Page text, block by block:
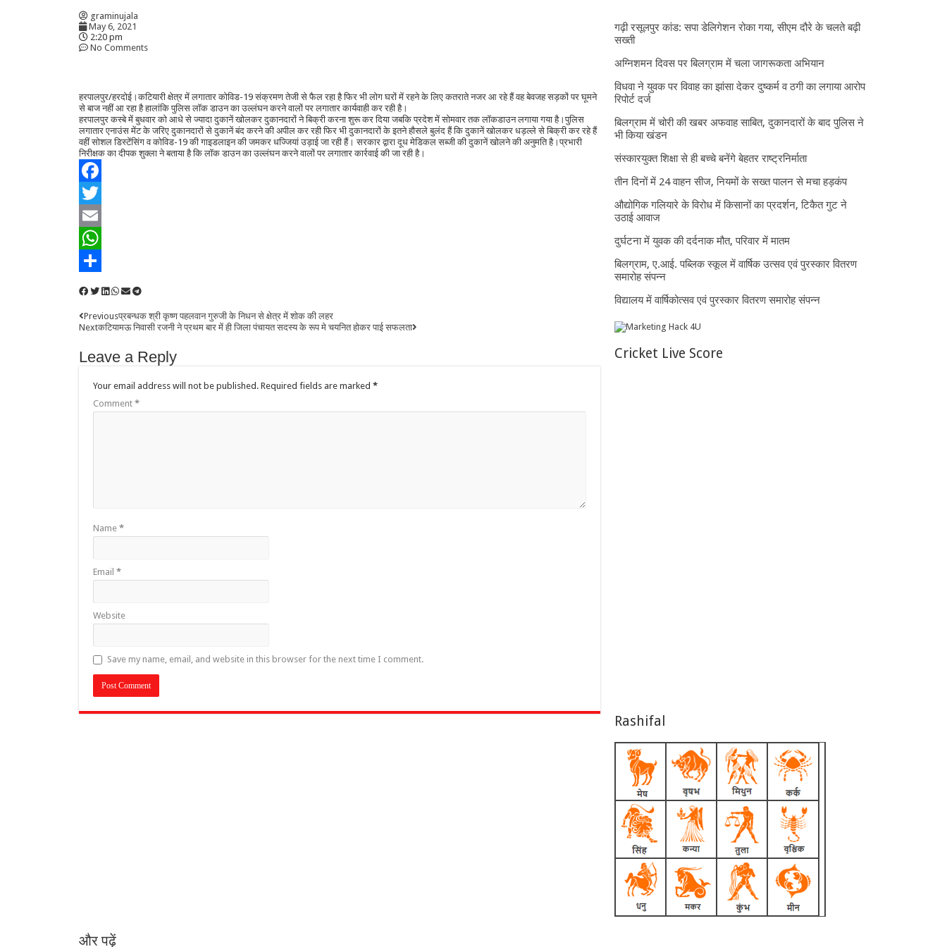
graminujala
May 6, 2021
2:20 pm
No Comments
हरपालपुर/हरदोई।कटियारी क्षेत्र में लगातार कोविड-19 संक्रमण तेजी से फैल रहा है फिर भी लोग घरों में रहने के लिए कतराते नजर आ रहे हैं वह बेवजह सड़कों पर घूमने
से बाज नहीं आ रहा है हालांकि पुलिस लॉक डाउन का उल्लंघन करने वालों पर लगातार कार्यवाही कर रही है।
हरपालपुर कस्बे में बुधवार को आधे से ज्यादा दुकानें खोलकर दुकानदारों ने बिक्री करना शुरू कर दिया जबकि प्रदेश में सोमवार तक लॉकडाउन लगाया गया है।पुलिस
लगातार एनाउंस मेंट के जरिए दुकानदारों से दुकानें बंद करने की अपील कर रही फिर भी दुकानदारों के इतने हौसले बुलंद हैं कि दुकानें खोलकर धड़ल्ले से बिक्री कर रहे हैं
वहीं सोशल डिस्टेंसिंग व कोविड-19 की गाइडलाइन की जमकर धज्जियां उड़ाई जा रही हैं। सरकार द्वारा दूध मेडिकल सब्जी की दुकानें खोलने की अनुमति है।प्रभारी
निरीक्षक का दीपक शुक्ला ने बताया है कि लॉक डाउन का उल्लंघन करने वालों पर लगातार कार्रवाई की जा रही है।
Facebook
Twitter
Email
WhatsApp
Previousप्रबन्धक श्री कृष्ण पहलवान गुरुजी के निधन से क्षेत्र में शोक की लहर
Nextकटियामऊ निवासी रजनी ने प्रथम बार में ही जिला पंचायत सदस्य के रूप मे चयनित होकर पाई सफलता
Leave a Reply
Your email address will not be published. Required fields are marked *
Comment *
Name *
Email *
Website
Save my name, email, and website in this browser for the next time I comment.
गढ़ी रसूलपुर कांड: सपा डेलिगेशन रोका गया, सीएम दौरे के चलते बढ़ी
सख्ती
अग्निशमन दिवस पर बिलग्राम में चला जागरूकता अभियान
विधवा ने युवक पर विवाह का झांसा देकर दुष्कर्म व ठगी का लगाया आरोप
रिपोर्ट दर्ज
बिलग्राम में चोरी की खबर अफवाह साबित, दुकानदारों के बाद पुलिस ने
भी किया खंडन
संस्कारयुक्त शिक्षा से ही बच्चे बनेंगे बेहतर राष्ट्रनिर्माता
तीन दिनों में 24 वाहन सीज, नियमों के सख्त पालन से मचा हड़कंप
औद्योगिक गलियारे के विरोध में किसानों का प्रदर्शन, टिकैत गुट ने
उठाई आवाज
दुर्घटना में युवक की दर्दनाक मौत, परिवार में मातम
बिलग्राम, ए.आई. पब्लिक स्कूल में वार्षिक उत्सव एवं पुरस्कार वितरण
समारोह संपन्न
विद्यालय में वार्षिकोत्सव एवं पुरस्कार वितरण समारोह संपन्न
Cricket Live Score
Rashifal
और पढ़ें